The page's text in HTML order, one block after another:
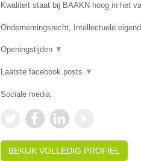
Kwaliteit staat bij BAAKN hoog in het
Ondernemingsrecht, Intellectuele
Openingstijden ▼
Laatste facebook posts ▼
Sociale media:
BEKIJK VOLLEDIG PROFIEL